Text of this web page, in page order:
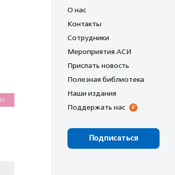
О нас
Контакты
Сотрудники
Мероприятия АСИ
Прислать новость
Полезная библиотека
Наши издания
Поддержать нас
Подписаться